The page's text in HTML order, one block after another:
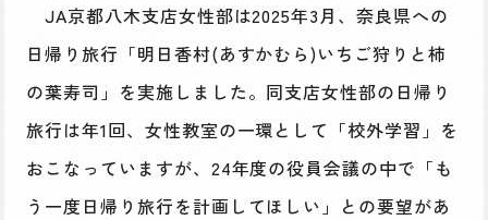
JA京都八木支店女性部は2025年3月、奈良県への
日帰り旅行「明日香村(あすかむら)いちご狩りと柿
の葉寿司」を実施しました。同支店女性部の日帰り
旅行は年1回、女性教室の一環として「校外学習」を
おこなっていますが、24年度の役員会議の中で「も
う一度日帰り旅行を計画してほしい」との要望があ